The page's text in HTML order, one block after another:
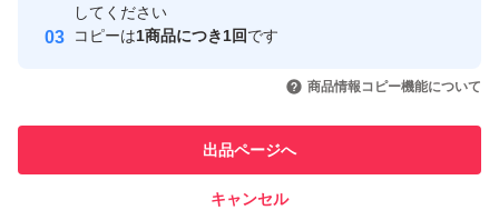
取引実績
引を完了させた実績があります
での取引実績があります
してください
コピーは1商品につき1回です
商品情報コピー機能について
出品ページへ
キャンセル